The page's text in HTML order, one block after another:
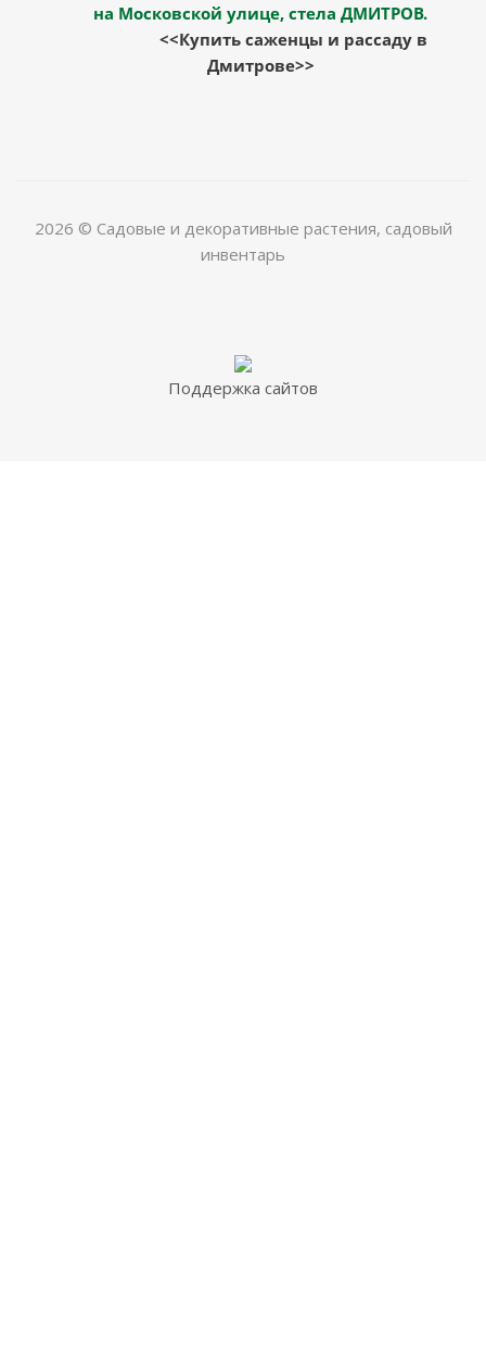
на Московской улице, стела ДМИТРОВ.
<<Купить саженцы и рассаду в
Дмитрове>>
2026 © Садовые и декоративные растения, садовый
инвентарь
Поддержка сайтов